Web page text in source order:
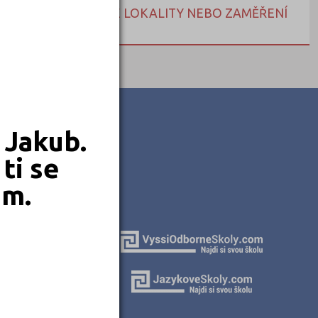
ti se
HLEDEJTE DLE LOKALITY NEBO ZAMĚŘENÍ